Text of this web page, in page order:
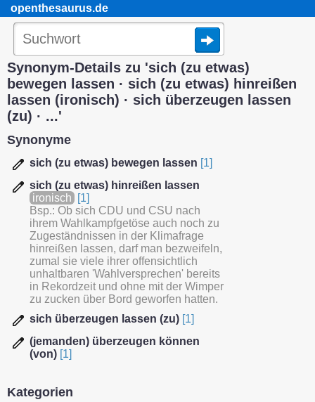
openthesaurus.de
Synonym-Details zu 'sich (zu etwas)
bewegen lassen · sich (zu etwas) hinreißen
lassen (ironisch) · sich überzeugen lassen
(zu) · ...'
Synonyme
sich (zu etwas) bewegen lassen [1]
sich (zu etwas) hinreißen lassen
ironisch
[1]
Bsp.: Ob sich CDU und CSU nach
ihrem Wahlkampfgetöse auch noch zu
Zugeständnissen in der Klimafrage
hinreißen lassen, darf man bezweifeln,
zumal sie viele ihrer offensichtlich
unhaltbaren 'Wahlversprechen' bereits
in Rekordzeit und ohne mit der Wimper
zu zucken über Bord geworfen hatten.
sich überzeugen lassen (zu) [1]
(jemanden) überzeugen können
(von) [1]
Kategorien